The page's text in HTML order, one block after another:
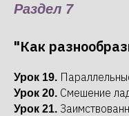
Раздел 7
"Как
Урок 19.
Урок 20. Смешение
Урок 21.